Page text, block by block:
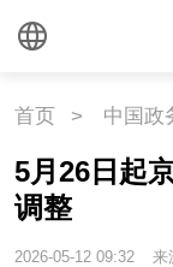
首页 > 中国政
5月26日起
调整
2026-05-12 09:32 来